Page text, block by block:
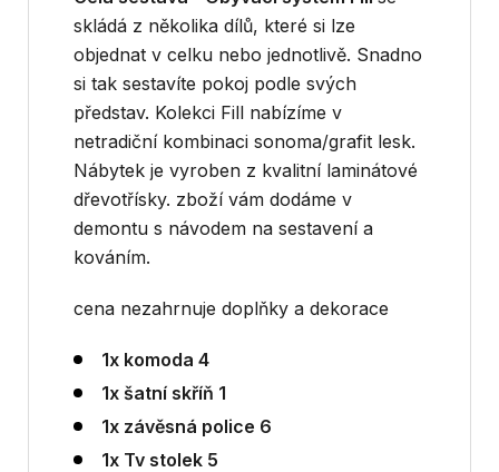
skládá z několika dílů, které si lze
objednat v celku nebo jednotlivě. Snadno
si tak sestavíte pokoj podle svých
představ. Kolekci Fill nabízíme v
netradiční kombinaci sonoma/grafit lesk.
Nábytek je vyroben z kvalitní laminátové
dřevotřísky. zboží vám dodáme v
demontu s návodem na sestavení a
kováním.
cena nezahrnuje doplňky a dekorace
1x komoda 4
1x šatní skříň 1
1x závěsná police 6
1x Tv stolek 5